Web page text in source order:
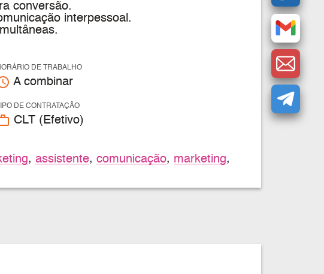
conversão.
interpessoal.
DE TRABALHO
A combinar
TIPO DE CONTRATAÇÃO
CLT (Efetivo)
, assistente, comunicação, marketing,